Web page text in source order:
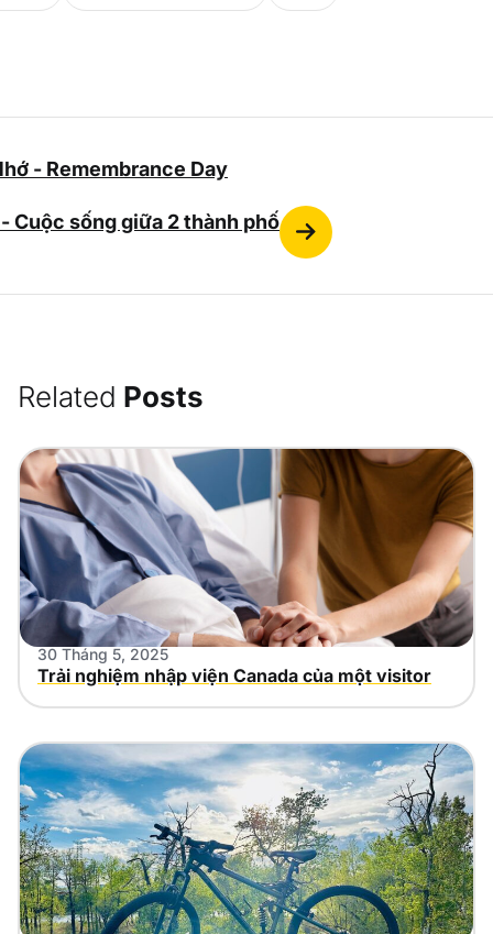
- Remembrance Day
Cuộc sống giữa 2 thành phố
Related Posts
30 Tháng 5, 2025
Trải nghiệm nhập viện Canada của một visitor